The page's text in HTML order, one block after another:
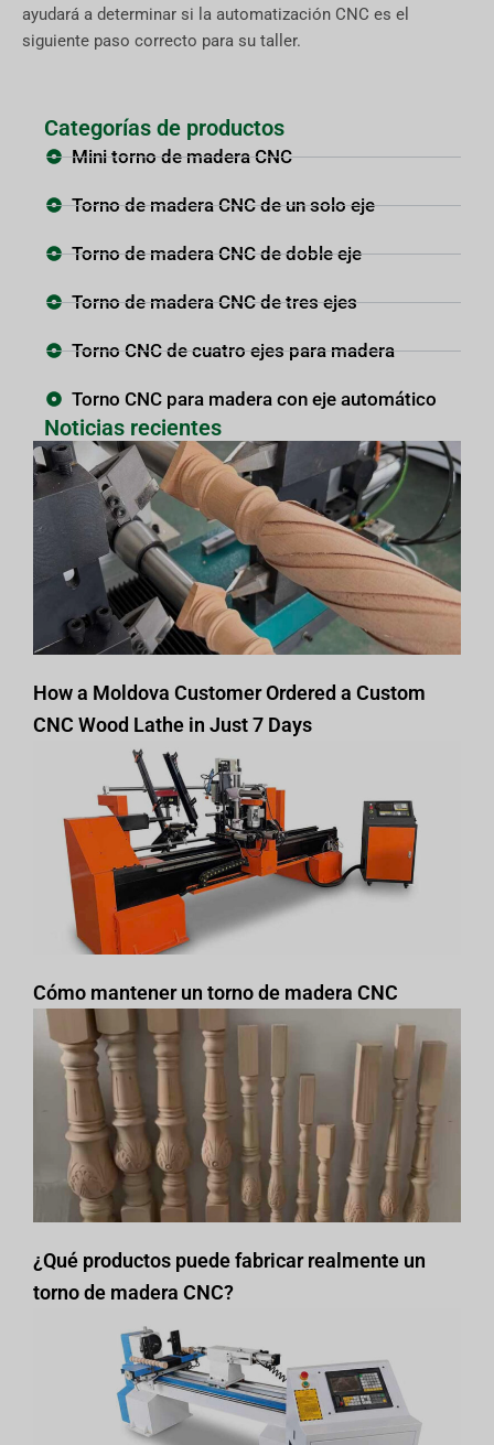
ayudará a determinar si la automatización CNC es el
siguiente paso correcto para su taller.
Categorías de productos
Mini torno de madera CNC
Torno de madera CNC de un solo eje
Torno de madera CNC de doble eje
Torno de madera CNC de tres ejes
Torno CNC de cuatro ejes para madera
Torno CNC para madera con eje automático
Noticias recientes
How a Moldova Customer Ordered a Custom
CNC Wood Lathe in Just 7 Days
Cómo mantener un torno de madera CNC
¿Qué productos puede fabricar realmente un
torno de madera CNC?